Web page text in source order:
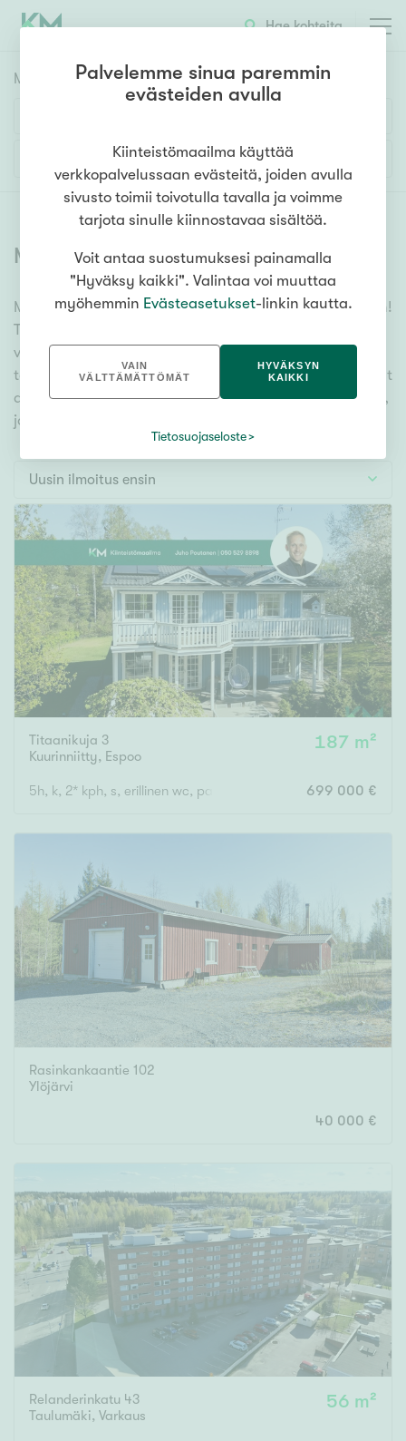
Hae kohteita
Myyntikohteet
1h 2h 3h 4h 5h+
Asuntotyyppi
Kerros-/luhtitalo
Rivitalo/paritalo
Omakoti-/erillistalo
Maa- tai metsätila
Vapaa-ajan asunto
Muut
Hinta
000 000 €
Pinta-ala
Asuinpinta-ala Kokonaispinta-ala
m²
Rakennusvuosi
Uudiskohteet
Vain uudiskohteet Ei uudiskohteita
Arvokohteet
Ei arvokohteita
Hyvä
Tyydyttävä
Välttävä
Ominaisuudet
Hissi
Järvi- tai merinäköala
Maalämpö
Oma ranta
Lisää hakuehtoja
Myytävät asunnot (6355)
Meiltä löydät myytävät asunnot, oli tarpeesi mikä vain!
Tuhansien kohteiden ja satojen kiinteistönvälittäjien
verkostomme auttaa sinua kenties elämäsi
tärkeimmässä päätöksessä. Katso alta kaikki myytävät
asunnot. Hyödynnä myös kätevää hakutyökaluamme,
jonka avulla löydät omien toiveidesi mukaisen kodin.
Uusin ilmoitus ensin
Titaanikuja 3
Kuurinniitty, Espoo
187 m²
5h, k, 2* kph, s, erillinen wc, parveke, terassi 699 000 €
Rasinkankaantie 102
Ylöjärvi
40 000 €
Relanderinkatu 43
Taulumäki, Varkaus
56 m²
Palvelemme sinua paremmin
evästeiden avulla
Kiinteistömaailma käyttää
verkkopalvelussaan evästeitä, joiden avulla
sivusto toimii toivotulla tavalla ja voimme
tarjota sinulle kiinnostavaa sisältöä.
Voit antaa suostumuksesi painamalla
"Hyväksy kaikki". Valintaa voi muuttaa
myöhemmin Evästeasetukset-linkin kautta.
VAIN
VÄLTTÄMÄTTÖMÄT
HYVÄKSYN
KAIKKI
Tietosuojaseloste